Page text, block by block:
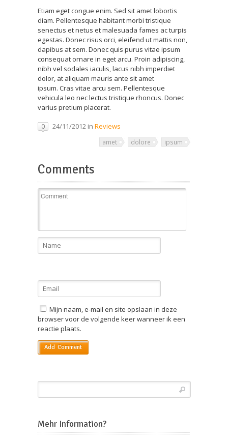
Etiam eget congue enim. Sed sit amet lobortis
diam. Pellentesque habitant morbi tristique
senectus et netus et malesuada fames ac turpis
egestas. Donec risus orci, eleifend ut mattis non,
dapibus at sem. Donec quis purus vitae ipsum
consequat ornare in eget arcu. Proin adipiscing,
nibh vel sodales iaculis, lacus nibh imperdiet
dolor, at aliquam mauris ante sit amet
ipsum. Cras vitae arcu sem. Pellentesque
vehicula leo nec lectus tristique rhoncus. Donec
varius pretium placerat.
0 24/11/2012 in Reviews
amet dolore ipsum
Comments
Mijn naam, e-mail en site opslaan in deze
browser voor de volgende keer wanneer ik een
reactie plaats.
Mehr Information?